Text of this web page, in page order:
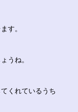
す。
うね。
くれているうち